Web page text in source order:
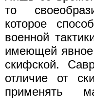
то
которое
военной
имеющей
скифской.
отличие от
применять